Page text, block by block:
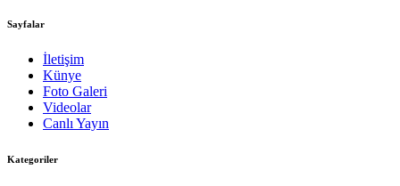
Sayfalar
İletişim
Künye
Foto Galeri
Videolar
Canlı Yayın
Kategoriler